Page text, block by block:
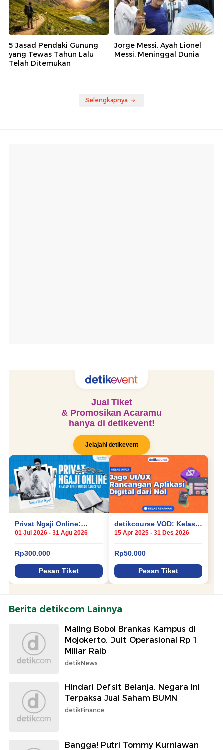
5 Jasad Pendaki Gunung
yang Tewas Tahun Lalu
Telah Ditemukan
Jorge Messi, Ayah Lionel
Messi, Meninggal Dunia
Selengkapnya
Berita detikcom Lainnya
Maling Bobol Brankas Kampus di
Mojokerto, Duit Operasional Rp 1
Miliar Raib
detikNews
Hindari Defisit Belanja, Negara Ini
Terpaksa Jual Saham BUMN
detikFinance
Bangga! Putri Tommy Kurniawan